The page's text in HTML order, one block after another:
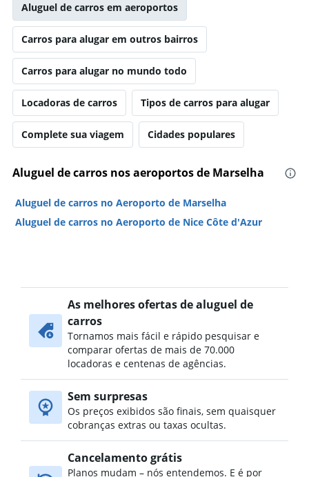
Aluguel de carros em aeroportos
Carros para alugar em outros bairros
Carros para alugar no mundo todo
Locadoras de carros Tipos de carros para alugar
Complete sua viagem Cidades populares
Aluguel de carros nos aeroportos de Marselha
Aluguel de carros no Aeroporto de Marselha
Aluguel de carros no Aeroporto de Nice Côte d'Azur
As melhores ofertas de aluguel de
carros
Tornamos mais fácil e rápido pesquisar e
comparar ofertas de mais de 70.000
locadoras e centenas de agências.
Sem surpresas
Os preços exibidos são finais, sem quaisquer
cobranças extras ou taxas ocultas.
Cancelamento grátis
Planos mudam – nós entendemos. E é por